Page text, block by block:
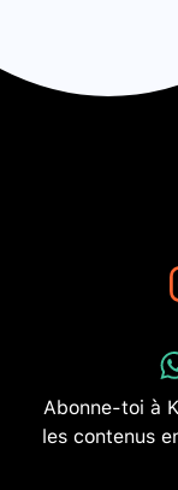
Abonne-toi à
les contenus